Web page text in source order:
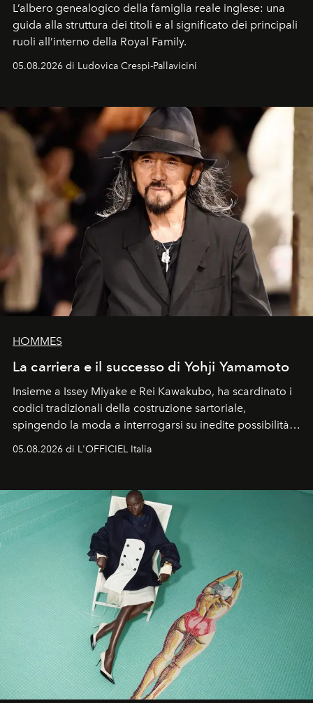
L’albero genealogico della famiglia reale inglese: una
guida alla struttura dei titoli e al significato dei principali
ruoli all’interno della Royal Family.
05.08.2026 di Ludovica Crespi-Pallavicini
HOMMES
La carriera e il successo di Yohji Yamamoto
Insieme a Issey Miyake e Rei Kawakubo, ha scardinato i
codici tradizionali della costruzione sartoriale,
spingendo la moda a interrogarsi su inedite possibilità
un’impronta indelebile nella storia della moda.
05.08.2026 di L'OFFICIEL Italia